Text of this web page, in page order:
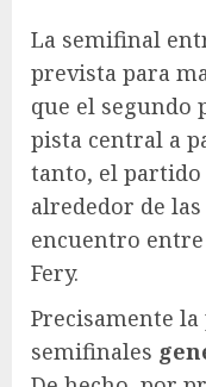
La semifinal
prevista para
que el segundo
pista central a
tanto, el partido
alrededor de
encuentro
Fery.
Precisamente
semifinales